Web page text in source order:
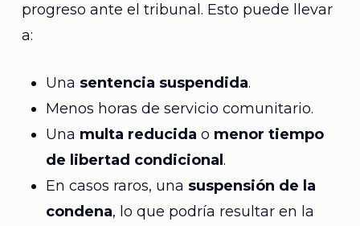
progreso ante el tribunal. Esto puede llevar
a:
Una sentencia suspendida.
Menos horas de servicio comunitario.
Una multa reducida o menor tiempo
de libertad condicional .
En casos raros, una suspensión de la
condena, lo que podría resultar en la